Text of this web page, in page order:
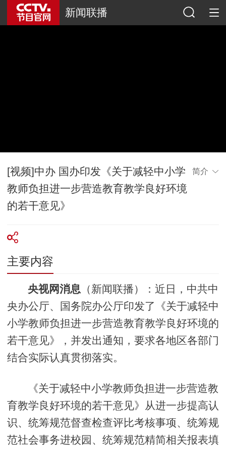
新闻联播
[视频]中办 国办印发《关于减轻中小学
教师负担进一步营造教育教学良好环境
的若干意见》
简介
主要内容
央视网消息 （新闻联播）：近日，中共中
央办公厅、国务院办公厅印发了《关于减轻中
小学教师负担进一步营造教育教学良好环境的
若干意见》，并发出通知，要求各地区各部门
结合实际认真贯彻落实。
《关于减轻中小学教师负担进一步营造教
育教学良好环境的若干意见》从进一步提高认
识、统筹规范督查检查评比考核事项、统筹规
范社会事务进校园、统筹规范精简相关报表填